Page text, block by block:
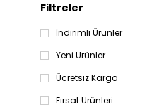
Filtreler
İndirimli Ürünler
Yeni Ürünler
Ücretsiz Kargo
Fırsat Ürünleri